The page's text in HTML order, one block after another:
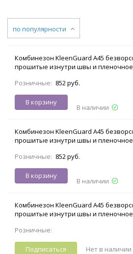
по популярности
Комбинезон KleenGuard A45
прошитые изнутри швы и
Розничные: 852 руб.
В корзину
В наличии
Комбинезон KleenGuard A45
прошитые изнутри швы и
Розничные: 852 руб.
В корзину
В наличии
Комбинезон KleenGuard A45
прошитые изнутри швы и пленочное
Розничные:
Подписаться Нет в наличии